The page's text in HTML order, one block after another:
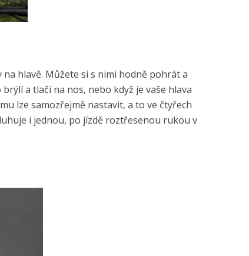
hlavě. Můžete si s nimi hodně pohrát a
a tlačí na nos, nebo když je vaše hlava
lze samozřejmě nastavit, a to ve čtyřech
i jednou, po jízdě roztřesenou rukou v